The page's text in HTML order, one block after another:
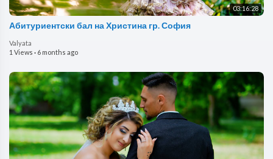
03:16:28
Абитуриентски бал на Христина гр. София
Valyata
1 Views · 6 months ago